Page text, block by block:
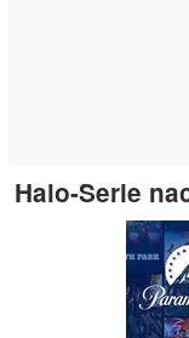
Halo-Serie